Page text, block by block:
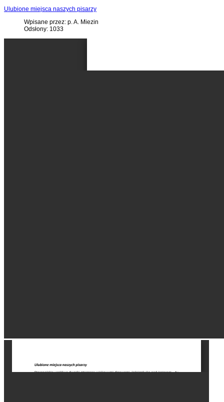
Ulubione miejsca naszych pisarzy
Wpisane przez: p. A. Miezin
Odsłony: 1033